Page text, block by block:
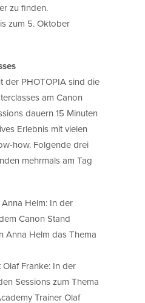
zu finden.
zum 5. Oktober
der PHOTOPIA sind die
am Canon
dauern 15 Minuten
Erlebnis mit vielen
how. Folgende drei
mehrmals am Tag
Helm: In der
Canon Stand
Anna Helm das Thema
Franke: In der
Sessions zum Thema
Trainer Olaf